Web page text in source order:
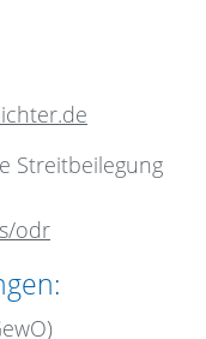
Streitbeilegung
odr